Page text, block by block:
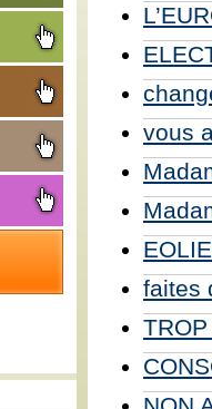
vous
faites